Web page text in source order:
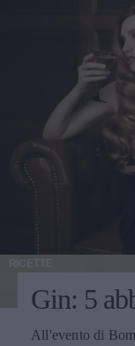
RICETTE
Gin: 5
All'evento di